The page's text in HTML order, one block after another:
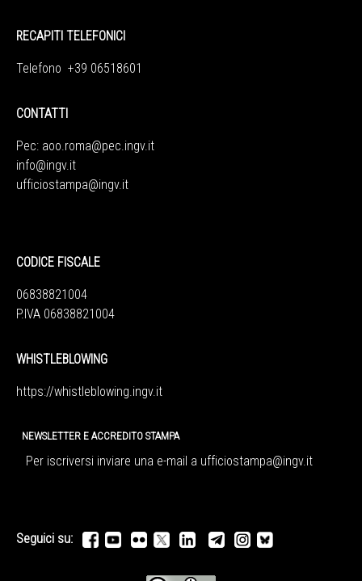
RECAPITI TELEFONICI
Telefono +39 06518601
CONTATTI
Pec: aoo.roma@pec.ingv.it
info@ingv.it
ufficiostampa@ingv.it
CODICE FISCALE
06838821004
P.IVA 06838821004
WHISTLEBLOWING
https://whistleblowing.ingv.it
NEWSLETTER E ACCREDITO STAMPA
Per iscriversi inviare una e-mail a ufficiostampa@ingv.it
Seguici su: